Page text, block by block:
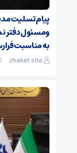
پیام تسلیت
ومسئول دفتر
به مناسبت
zhaket site